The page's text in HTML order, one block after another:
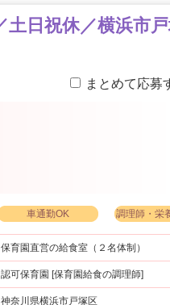
土日祝休／横浜市
まとめて応募
車通勤OK 調理師・栄
保育園直営の給食室（２名体制）
認可保育園 [保育園給食の調理師]
神奈川県横浜市戸塚区